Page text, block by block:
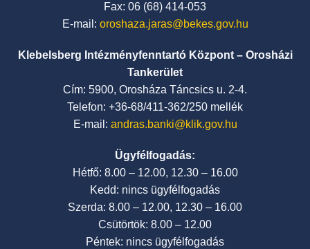
Fax: 06 (68) 414-053
E-mail: oroshaza.jaras@bekes.gov.hu
Klebelsberg Intézményfenntartó Központ – Orosházi
Tankerület
Cím: 5900, Orosháza Táncsics u. 2-4.
Telefon: +36-68/411-362/250 mellék
E-mail: andras.banki@klik.gov.hu
Ügyfélfogadás:
Hétfő: 8.00 – 12.00, 12.30 – 16.00
Kedd: nincs ügyfélfogadás
Szerda: 8.00 – 12.00, 12.30 – 16.00
Csütörtök: 8.00 – 12.00
Péntek: nincs ügyfélfogadás